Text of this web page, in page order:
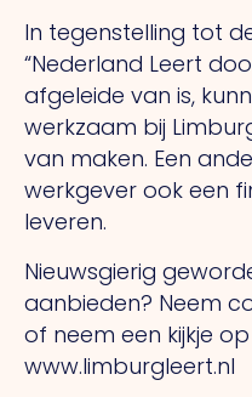
In tegenstelling tot
“Nederland Leert
afgeleide van is,
werkzaam bij
van maken. Een
werkgever ook een
leveren.
Nieuwsgierig
aanbieden? Neem
of neem een kijkje
www.limburgleert.nl